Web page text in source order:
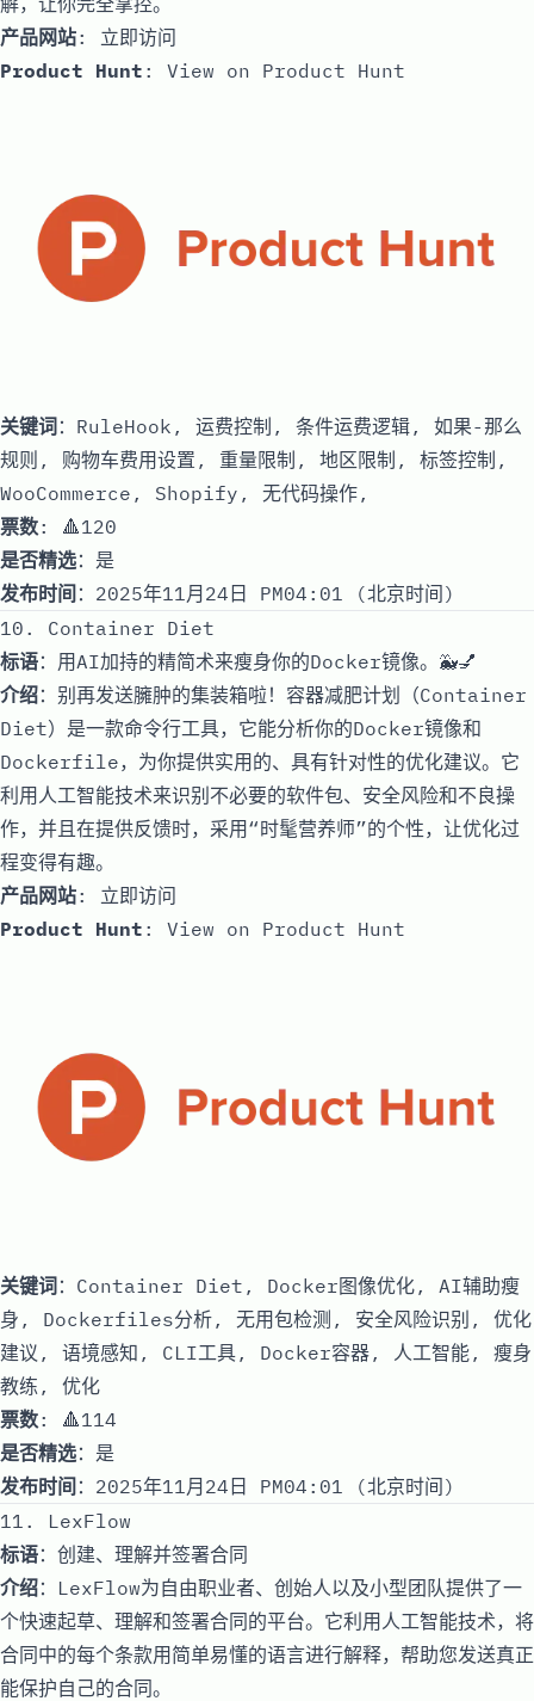
产品网站: 立即访问
Product Hunt : View on Product Hunt
关键词 ：RuleHook, 运费控制, 条件运费逻辑, 如果-那么
规则, 购物车费用设置, 重量限制, 地区限制, 标签控制,
WooCommerce, Shopify, 无代码操作,
票数: 🔺120
是否精选：是
发布时间 ：2025年11月24日 PM04:01 (北京时间)
10. Container Diet
标语：用AI加持的精简术来瘦身你的Docker镜像。🐳💅
介绍：别再发送臃肿的集装箱啦！容器减肥计划（Container
Diet）是一款命令行工具，它能分析你的Docker镜像和
Dockerfile，为你提供实用的、具有针对性的优化建议。它
利用人工智能技术来识别不必要的软件包、安全风险和不良操
作，并且在提供反馈时，采用“时髦营养师”的个性，让优化过
程变得有趣。
产品网站: 立即访问
Product Hunt : View on Product Hunt
关键词：Container Diet, Docker图像优化, AI辅助瘦
身, Dockerfiles分析, 无用包检测, 安全风险识别, 优化
建议, 语境感知, CLI工具, Docker容器, 人工智能, 瘦身
教练, 优化
票数: 🔺114
是否精选：是
发布时间 ：2025年11月24日 PM04:01 (北京时间)
11. LexFlow
标语：创建、理解并签署合同
介绍：LexFlow为自由职业者、创始人以及小型团队提供了一
个快速起草、理解和签署合同的平台。它利用人工智能技术，将
合同中的每个条款用简单易懂的语言进行解释，帮助您发送真正
能保护自己的合同。